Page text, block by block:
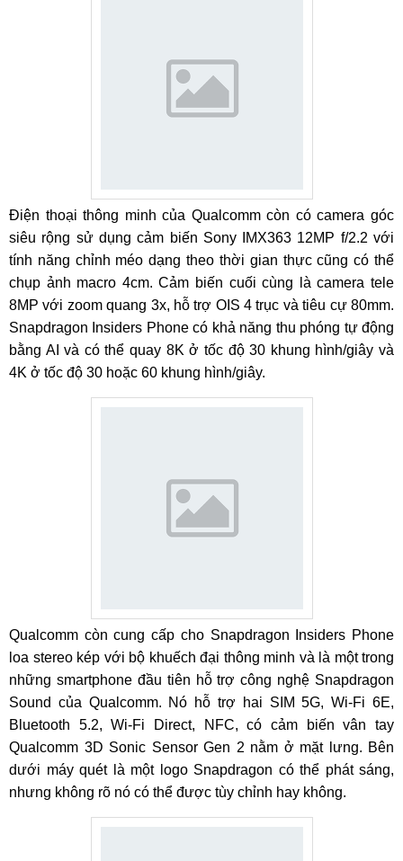
Điện thoại thông minh của Qualcomm còn có camera góc
siêu rộng sử dụng cảm biến Sony IMX363 12MP f/2.2 với
tính năng chỉnh méo dạng theo thời gian thực cũng có thể
chụp ảnh macro 4cm. Cảm biến cuối cùng là camera tele
8MP với zoom quang 3x, hỗ trợ OIS 4 trục và tiêu cự 80mm.
Snapdragon Insiders Phone có khả năng thu phóng tự động
bằng AI và có thể quay 8K ở tốc độ 30 khung hình/giây và
4K ở tốc độ 30 hoặc 60 khung hình/giây.
Qualcomm còn cung cấp cho Snapdragon Insiders Phone
loa stereo kép với bộ khuếch đại thông minh và là một trong
những smartphone đầu tiên hỗ trợ công nghệ Snapdragon
Sound của Qualcomm. Nó hỗ trợ hai SIM 5G, Wi-Fi 6E,
Bluetooth 5.2, Wi-Fi Direct, NFC, có cảm biến vân tay
Qualcomm 3D Sonic Sensor Gen 2 nằm ở mặt lưng. Bên
dưới máy quét là một logo Snapdragon có thể phát sáng,
nhưng không rõ nó có thể được tùy chỉnh hay không.